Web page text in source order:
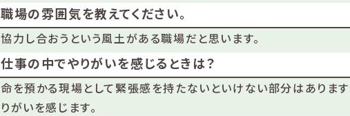
職場の雰囲気を教えてください。
協力し合おうという風土がある職場だと思います。
仕事の中でやりがいを感じるときは？
命を預かる現場として緊張感を持たないといけない部分はありま
りがいを感じます。